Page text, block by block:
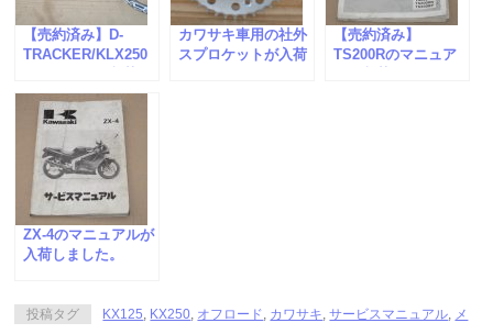
【売約済み】D-
TRACKER/KLX250
ました。
カワサキ車用の社外
スプロケットが入荷
【売約済み】
TS200Rのマニュア
ZX-4のマニュアルが
入荷しました。
投稿タグ KX125, KX250, オフロード, カワサキ,サービスマニュアル, メ